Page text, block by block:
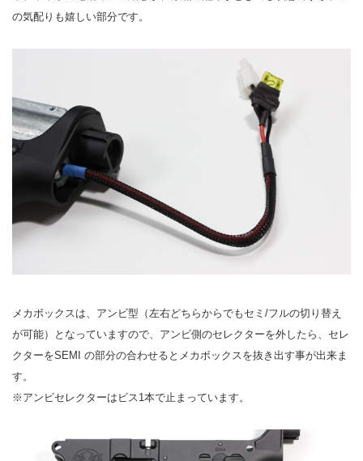
の気配りも嬉しい部分です。
メカボックスは、アンビ型（左右どちらからでもセミ/フルの切り替え
が可能）となっていますので、アンビ側のセレクターを外したら、セレ
クターをSEMI の部分の合わせるとメカボックスを抜き出す事が出来ま
す。
※アンビセレクターはビス1本で止まっています。